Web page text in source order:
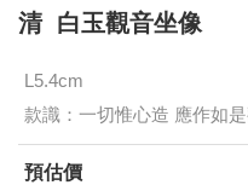
清 白玉觀音坐像
L5.4cm
款識：一切惟心造 應作如
預估價